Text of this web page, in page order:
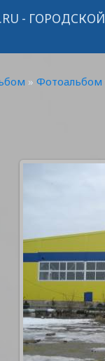
- ГОРОДСКОЙ
» Фотоальбом